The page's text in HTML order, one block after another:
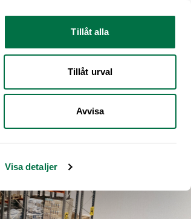
Visa detaljer
Tillåt alla
Tillåt urval
Avvisa